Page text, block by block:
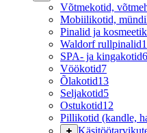
Võtmekotid,
Mobiilikotid,
Pinalid ja
Waldorf rullpinalid
SPA- ja kingakotid6
Vöökotid7
Õlakotid13
Seljakotid5
Ostukotid12
Pillikotid (kandle,